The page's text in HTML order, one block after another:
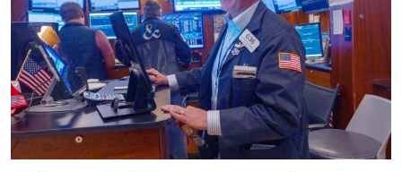
Αρθρογραφία 09-08-2026
Η επενδυτική κουλτούρα που λείπει από την
Κύπρο
Τουρισμός 09-08-2026
Στη σκανδιναβική αγορά ποντάρει η Κύπρος για
περισσότερους επισκέπτες τον χειμώνα